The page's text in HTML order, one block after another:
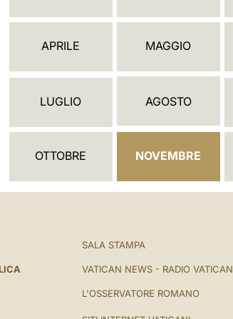
N
A
I
APRILE MAGGIO
LUGLIO AGOSTO
OTTOBRE NOVEMBRE
SALA STAMPA
VATICAN NEWS - RADIO
L'OSSERVATORE ROMANO